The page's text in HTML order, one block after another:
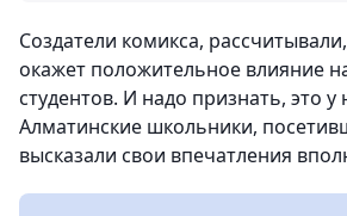
Создатели комикса,
окажет положительное влияние
студентов. И надо признать, это у
Алматинские школьники,
высказали свои впечатления